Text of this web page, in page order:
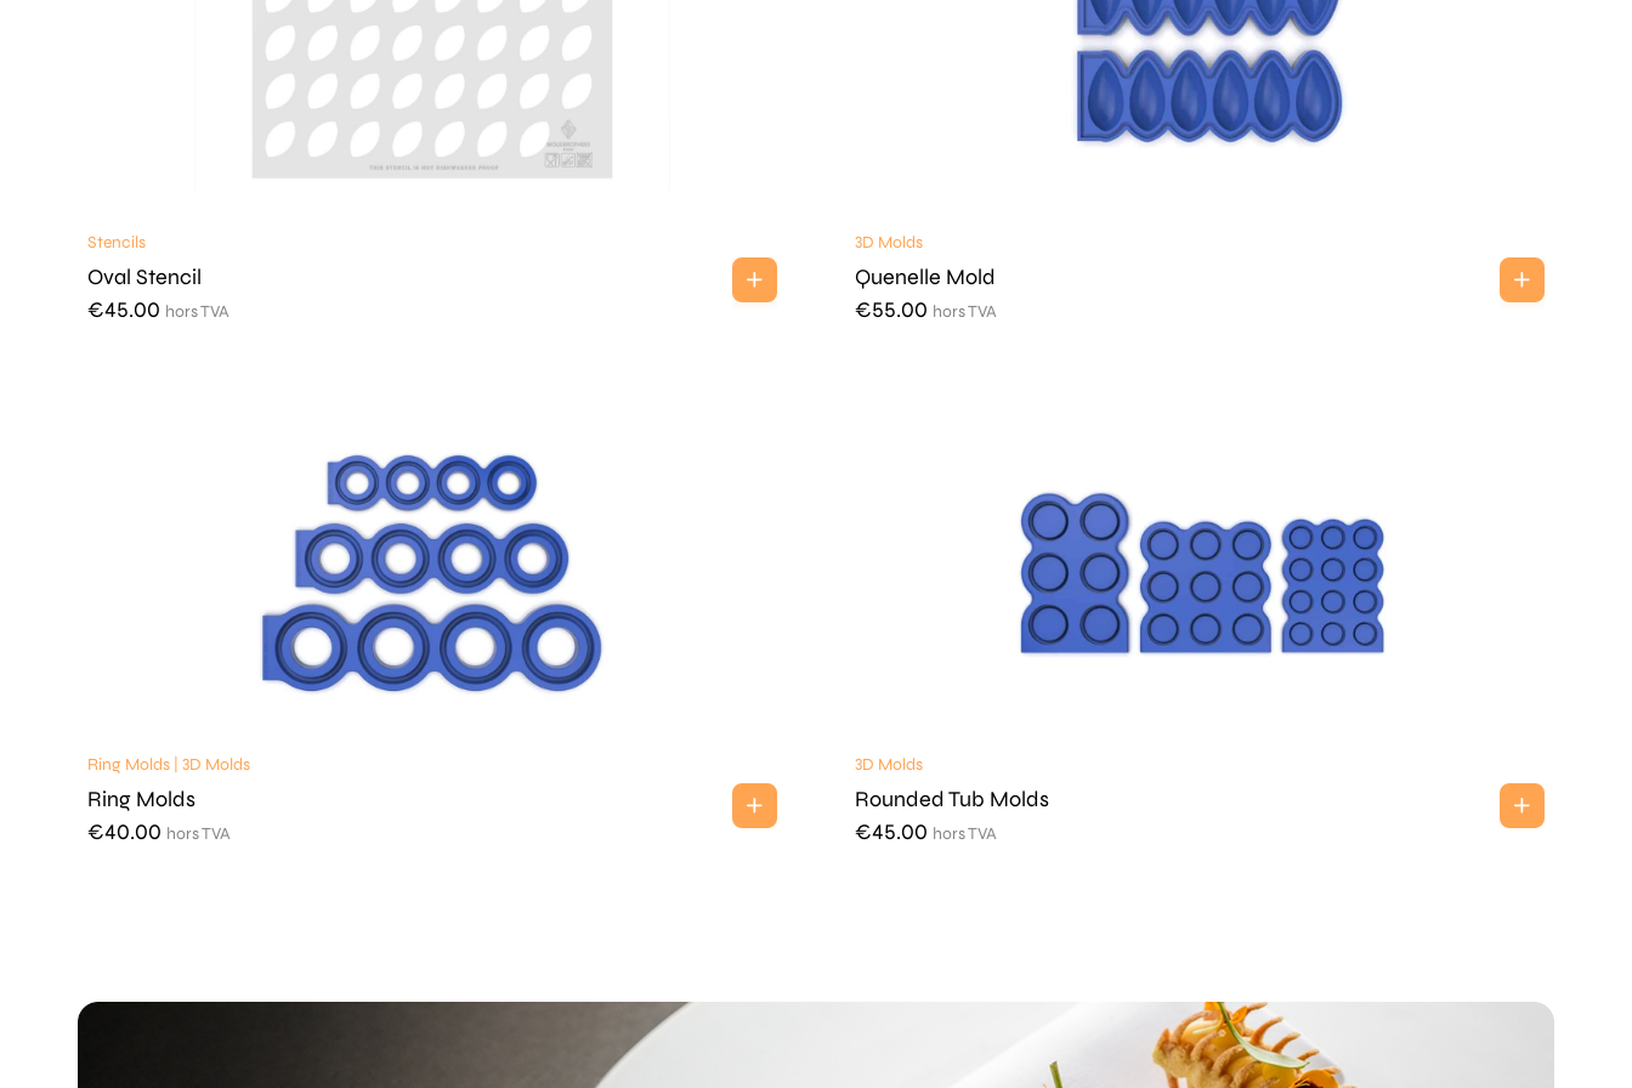
Stencils
Oval Stencil
€45.00 hors TVA
3D Molds
Quenelle Mold
€55.00 hors TVA
Ring Molds | 3D Molds
Ring Molds
€40.00 hors TVA
3D Molds
Rounded Tub Molds
€45.00 hors TVA